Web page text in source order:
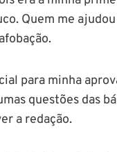
Quem me
para minha
questões das
a redação.